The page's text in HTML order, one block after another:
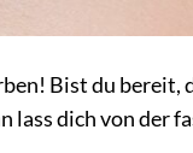
Bist du bereit,
lass dich von der